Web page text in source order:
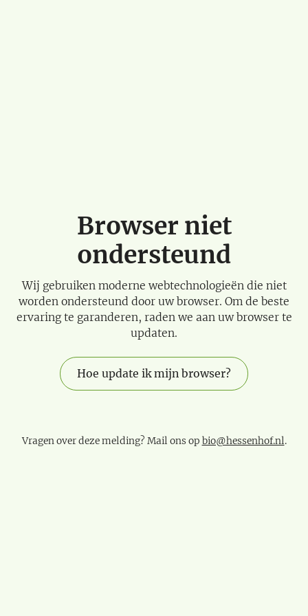
Browser niet
ondersteund
Wij gebruiken moderne webtechnologieën die niet
worden ondersteund door uw browser. Om de beste
ervaring te garanderen, raden we aan uw browser te
updaten.
Hoe update ik mijn browser?
Vragen over deze melding? Mail ons op bio@hessenhof.nl.